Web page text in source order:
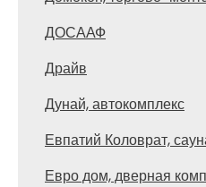
ДОСААФ
Драйв
Дунай, автокомплекс
Евпатий Коловрат,
Евро дом, дверная